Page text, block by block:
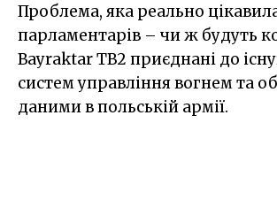
Проблема, яка реально
парламентарів – чи ж будуть
Bayraktar TB2 приєднані до
систем управління вогнем та
даними в польській армії.